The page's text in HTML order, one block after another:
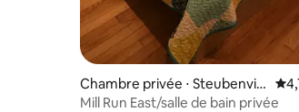
Chambre privée ⋅ Steubenvill
e
Mill Run East/salle de bain privée